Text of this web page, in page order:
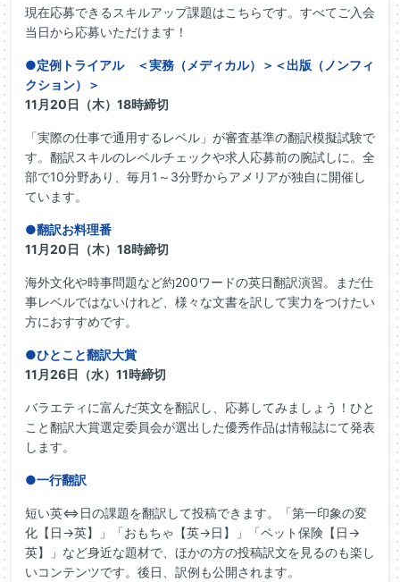
現在応募できるスキルアップ課題はこちらです。すべてご入会
当日から応募いただけます！
●定例トライアル ＜実務（メディカル）＞＜出版（ノンフィ
クション）＞
11月20日（木）18時締切
「実際の仕事で通用するレベル」が審査基準の翻訳模擬試験で
す。翻訳スキルのレベルチェックや求人応募前の腕試しに。全
部で10分野あり、毎月1～3分野からアメリアが独自に開催し
ています。
●翻訳お料理番
11月20日（木）18時締切
海外文化や時事問題など約200ワードの英日翻訳演習。まだ仕
事レベルではないけれど、様々な文書を訳して実力をつけたい
方におすすめです。
●ひとこと翻訳大賞
11月26日（水）11時締切
バラエティに富んだ英文を翻訳し、応募してみましょう！ひと
こと翻訳大賞選定委員会が選出した優秀作品は情報誌にて発表
します。
●一行翻訳
短い英⇔日の課題を翻訳して投稿できます。「第一印象の変
化【日→英】」「おもちゃ【英→日】」「ペット保険【日→
英】」など身近な題材で、ほかの方の投稿訳文を見るのも楽し
いコンテンツです。後日、訳例も公開されます。